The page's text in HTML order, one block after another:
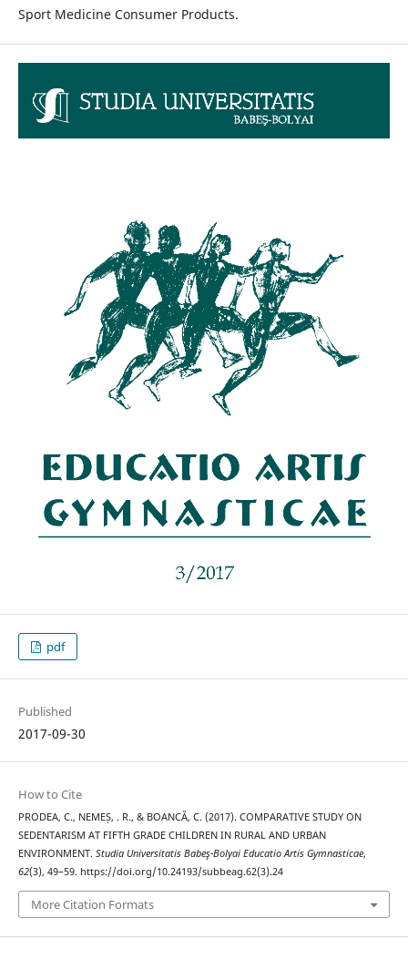
Sport Medicine Consumer Products.
pdf
Published
2017-09-30
How to Cite
PRODEA, C., NEMEȘ, . R., & BOANCĂ, C. (2017). COMPARATIVE STUDY ON
SEDENTARISM AT FIFTH GRADE CHILDREN IN RURAL AND URBAN
ENVIRONMENT. Studia Universitatis Babeş-Bolyai Educatio Artis Gymnasticae,
62(3), 49–59. https://doi.org/10.24193/subbeag.62(3).24
More Citation Formats